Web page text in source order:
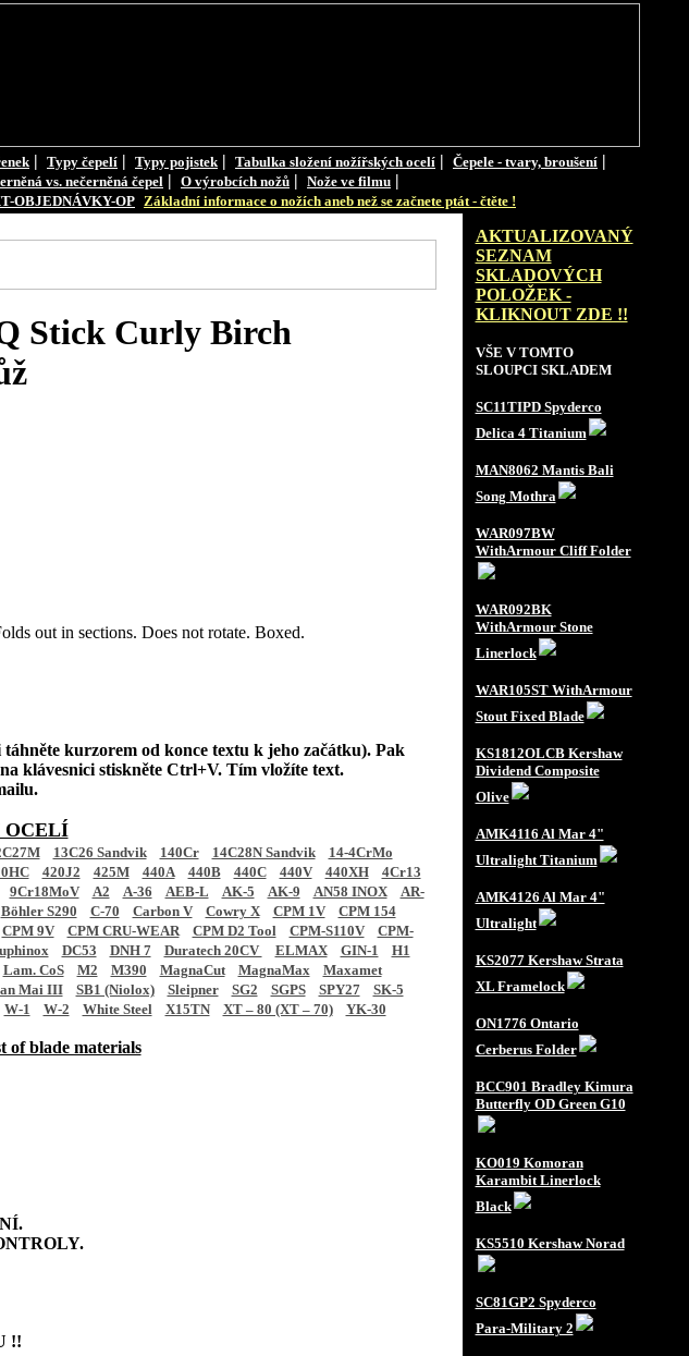
| Typy čepelí | Typy pojistek | Tabulka složení nožířských ocelí | Čepele - tvary, broušení |
vs. nečerněná čepel | O výrobcích nožů | Nože ve filmu |
OBJEDNÁVKY-OP Základní informace o nožích aneb než se začnete ptát - čtěte !
Stick Curly Birch
out in sections. Does not rotate. Boxed.
kurzorem od konce textu k jeho začátku). Pak
klávesnici stiskněte Ctrl+V. Tím vložíte text.
OCELÍ
13C26 Sandvik 140Cr 14C28N Sandvik
14-4CrMo
420J2 425M 440A 440B 440C 440V 440XH
4Cr13
9Cr18MoV A2 A-36 AEB-L AK-5 AK-9 AN58 INOX
AR-
Böhler S290 C-70 Carbon V Cowry X CPM 1V
CPM 154
CPM 9V CPM CRU-WEAR CPM D2 Tool CPM-S110V
CPM-
DC53 DNH 7 Duratech 20CV ELMAX GIN-1
H1
Lam. CoS M2 M390 MagnaCut MagnaMax
Maxamet
Mai III SB1 (Niolox) Sleipner SG2 SGPS SPY27
SK-5
W-1 W-2 White Steel X15TN XT – 80 (XT – 70)
YK-30
of blade materials
!!
AKTUALIZOVANÝ
SEZNAM
SKLADOVÝCH
POLOŽEK -
KLIKNOUT ZDE !!
VŠE V TOMTO
SLOUPCI SKLADEM
SC11TIPD Spyderco
Delica 4 Titanium
MAN8062 Mantis Bali
Song Mothra
WAR097BW
WithArmour Cliff Folder
WAR092BK
WithArmour Stone
Linerlock
WAR105ST WithArmour
Stout Fixed Blade
KS1812OLCB Kershaw
Dividend Composite
Olive
AMK4116 Al Mar 4"
Ultralight Titanium
AMK4126 Al Mar 4"
Ultralight
KS2077 Kershaw Strata
XL Framelock
ON1776 Ontario
Cerberus Folder
BCC901 Bradley Kimura
Butterfly OD Green G10
KO019 Komoran
Karambit Linerlock
Black
KS5510 Kershaw Norad
SC81GP2 Spyderco
Para-Military 2